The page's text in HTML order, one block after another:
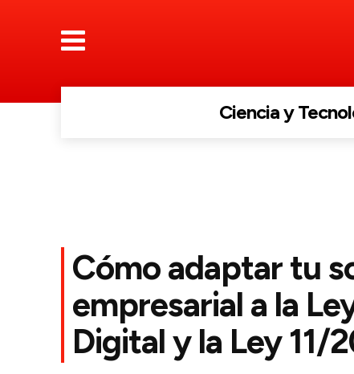
Ciencia y
Cómo adaptar tu
empresarial a la
Digital y la Ley 11/